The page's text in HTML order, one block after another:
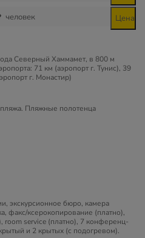
человек Цена
Северный Хаммамет, в 800 м
71 км (аэропорт г. Тунис), 39
г. Монастир)
Пляжные полотенца
экскурсионное бюро, камера
факс/ксерокопирование (платно),
room service (платно), 7 конференц-
и 2 крытых (с подогревом).